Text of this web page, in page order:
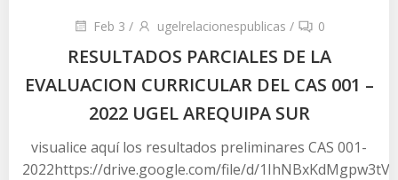
Feb 3 / ugelrelacionespublicas / 0
RESULTADOS PARCIALES DE LA
EVALUACION CURRICULAR DEL CAS 001 –
2022 UGEL AREQUIPA SUR
visualice aquí los resultados preliminares CAS 001-
2022https://drive.google.com/file/d/